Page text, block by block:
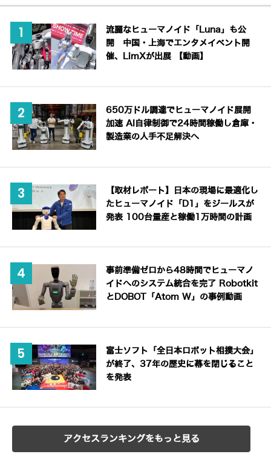
流麗なヒューマノイド「Luna」も公
開 中国・上海でエンタメイベント開
催、LimXが出展 【動画】
650万ドル調達でヒューマノイド展開
加速 AI自律制御で24時間稼働し倉庫・
製造業の人手不足解決へ
【取材レポート】日本の現場に最適化し
たヒューマノイド「D1」をジールスが
発表 100台量産と稼働1万時間の計画
事前準備ゼロから48時間でヒューマノ
イドへのシステム統合を完了 Robotkit
とDOBOT「Atom W」の事例動画
富士ソフト「全日本ロボット相撲大会」
が終了、37年の歴史に幕を閉じること
を発表
アクセスランキングをもっと見る